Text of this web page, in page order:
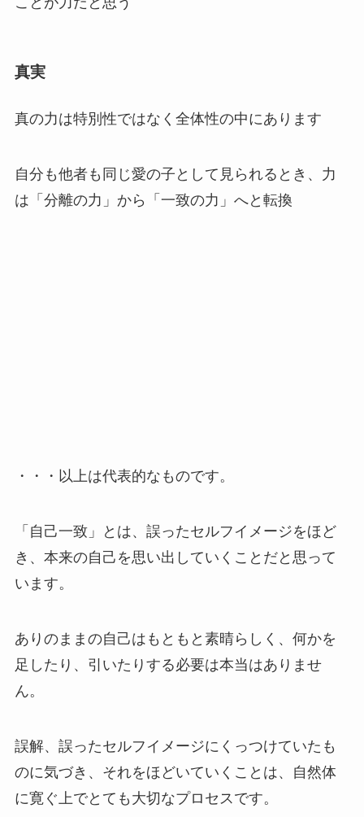
真実
真の力は特別性ではなく全体性の中にあります
自分も他者も同じ愛の子として見られるとき、力
は「分離の力」から「一致の力」へと転換
・・・以上は代表的なものです。
「自己一致」とは、誤ったセルフイメージをほど
き、本来の自己を思い出していくことだと思って
います。
ありのままの自己はもともと素晴らしく、何かを
足したり、引いたりする必要は本当はありませ
ん。
誤解、誤ったセルフイメージにくっつけていたも
のに気づき、それをほどいていくことは、自然体
に寛ぐ上でとても大切なプロセスです。